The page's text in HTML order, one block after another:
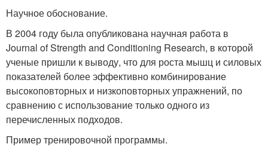
Научное обоснование.
В 2004 году была опубликована научная работа в
Journal of Strength and Conditioning Research, в которой
ученые пришли к выводу, что для роста мышц и силовых
показателей более эффективно комбинирование
высокоповторных и низкоповторных упражнений, по
сравнению с использование только одного из
перечисленных подходов.
Пример тренировочной программы.